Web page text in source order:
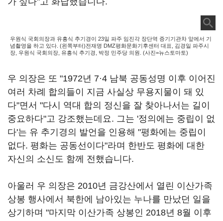
우원식 국회의장과 유흥식 추기경이 23일 파주 임진각 장단역 증기기관차 앞에서 기
념촬영을 하고 있다. (왼쪽부터)전재명 DMZ평화문화기후센터 대표, 김경일 파주시
장, 우원식 국회의장, 유흥식 추기경, 박정 민주당 의원. (사진=뉴스토마토)
우 의장은 또 "1972년 7·4 남북 공동성명 이후 이어진
여러 차례 합의들이 지금 사실상 무용지물이 돼 있
다"면서 "다시 역대 합의 정신을 잘 찾아나서는 길이
중요하다"고 강조했는데요. 그는 '정의에는 중립이 없
다'는 유 추기경의 발언을 인용해 "평화에는 중립이
없다. 평화는 공동선이다"라며 한반도 평화에 대한
자신의 소신도 함께 전했습니다.
아울러 우 의장은 2010년 금강산에서 열린 이산가족
상봉 행사에서 북한에 남아있는 누나를 만났던 일을
상기하며 "마지막 이산가족 상봉인 2018년 8월 이후